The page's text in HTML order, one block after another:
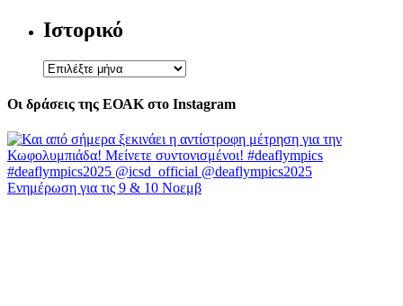
Ιστορικό
Ιστορικό
Οι δράσεις της ΕΟΑΚ στο Instagram
Ενημέρωση για τις 9 & 10 Νοεμβ